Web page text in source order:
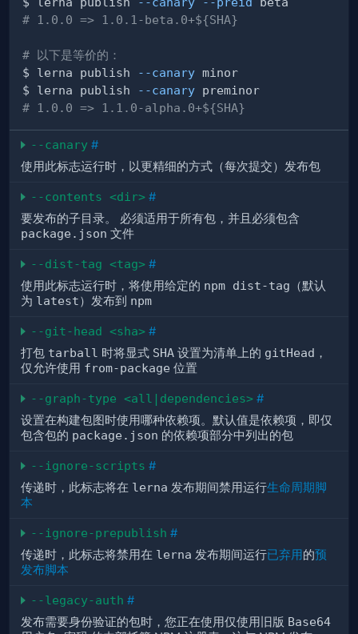
# 1.0.0 => 1.0.1-beta.0+${SHA}
# 以下是等价的：
$ lerna publish
--canary
$ lerna publish
--canary
# 1.0.0 => 1.1.0-alpha.0+${SHA}
--canary #
使用此标志运行时，以更精细的方式（每次提交）发布包
--contents <dir> #
要发布的子目录。 必须适用于所有包，并且必须包含
package.json 文件
--dist-tag <tag> #
使用此标志运行时，将使用给定的 npm dist-tag （默认
为 latest）发布到 npm
--git-head <sha> #
打包 tarball 时将显式 SHA 设置为清单上的 gitHead ，
仅允许使用 from-package 位置
--graph-type <all|dependencies> #
设置在构建包图时使用哪种依赖项。默认值是依赖项，即仅
包含包的 package.json 的依赖项部分中列出的包
--ignore-scripts #
传递时，此标志将在 lerna 发布期间禁用运行生命周期脚
本
--ignore-prepublish #
传递时，此标志将禁用在 lerna 发布期间运行已弃用的预
发布脚本
--legacy-auth #
发布需要身份验证的包时，您正在使用仅使用旧版 Base64